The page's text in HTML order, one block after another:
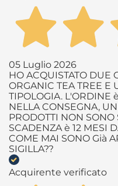
05 Luglio 2026
HO ACQUISTATO DUE
ORGANIC TEA TREE E
TIPOLOGIA. L'ORDINE
NELLA CONSEGNA,
PRODOTTI NON SONO
SCADENZA è 12 MESI
COME MAI SONO Già
SIGILLA??
Acquirente verificato